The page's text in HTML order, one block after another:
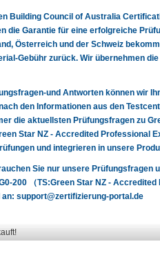
Building Council of Australia
die Garantie für eine erfolgreiche
Österreich und der Schweiz
Gebühr zurück. Wir übernehmen
und Antworten können wir
den Informationen aus den
die aktuellsten Prüfungsfragen zu
Star NZ - Accredited Professional
und integrieren in unsere
Sie nur unsere Prüfungsfragen
200 （TS:Green Star NZ - Accredited
an: support@zertifizierung-portal.de